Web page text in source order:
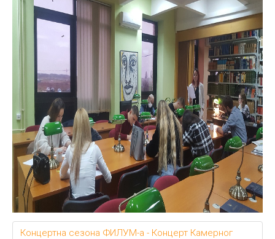
Концертна сезона ФИЛУМ-а - Концерт Камерног